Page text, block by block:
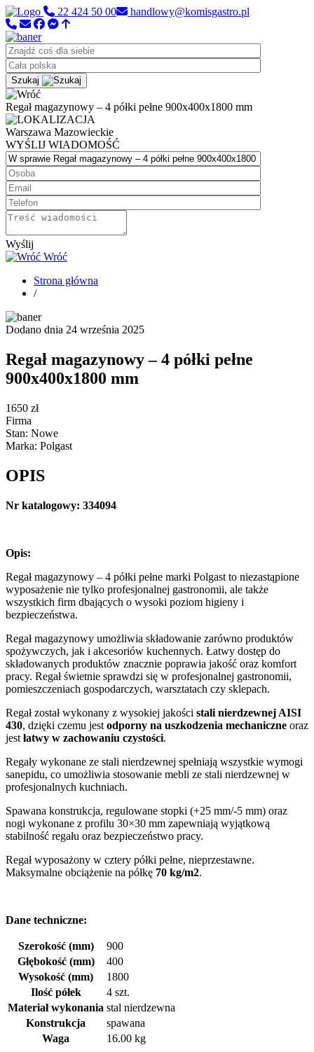
22 424 50 00 handlowy@komisgastro.pl
Szukaj
Regał magazynowy – 4 półki pełne 900x400x1800 mm
Warszawa Mazowieckie
WYŚLIJ WIADOMOŚĆ
Wyślij
Wróć
Strona główna
/
Dodano dnia 24 września 2025
Regał magazynowy – 4 półki pełne
900x400x1800 mm
1650 zł
Firma
Stan: Nowe
Marka: Polgast
OPIS
Nr katalogowy: 334094
Opis:
Regał magazynowy – 4 półki pełne marki Polgast to niezastąpione
wyposażenie nie tylko profesjonalnej gastronomii, ale także
wszystkich firm dbających o wysoki poziom higieny i
bezpieczeństwa.
Regał magazynowy umożliwia składowanie zarówno produktów
spożywczych, jak i akcesoriów kuchennych. Łatwy dostęp do
składowanych produktów znacznie poprawia jakość oraz komfort
pracy. Regał świetnie sprawdzi się w profesjonalnej gastronomii,
pomieszczeniach gospodarczych, warsztatach czy sklepach.
Regał został wykonany z wysokiej jakości stali nierdzewnej AISI
430, dzięki czemu jest odporny na uszkodzenia mechaniczne oraz
jest łatwy w zachowaniu czystości.
Regały wykonane ze stali nierdzewnej spełniają wszystkie wymogi
sanepidu, co umożliwia stosowanie mebli ze stali nierdzewnej w
profesjonalnych kuchniach.
Spawana konstrukcja, regulowane stopki (+25 mm/-5 mm) oraz
nogi wykonane z profilu 30×30 mm zapewniają wyjątkową
stabilność regału oraz bezpieczeństwo pracy.
Regał wyposażony w cztery półki pełne, nieprzestawne.
Maksymalne obciążenie na półkę 70 kg/m2.
Dane techniczne:
Szerokość (mm)
900
Głębokość (mm)
400
Wysokość (mm)
1800
Ilość półek
4 szt.
Materiał wykonania stal nierdzewna
Konstrukcja
spawana
Waga
16.00 kg